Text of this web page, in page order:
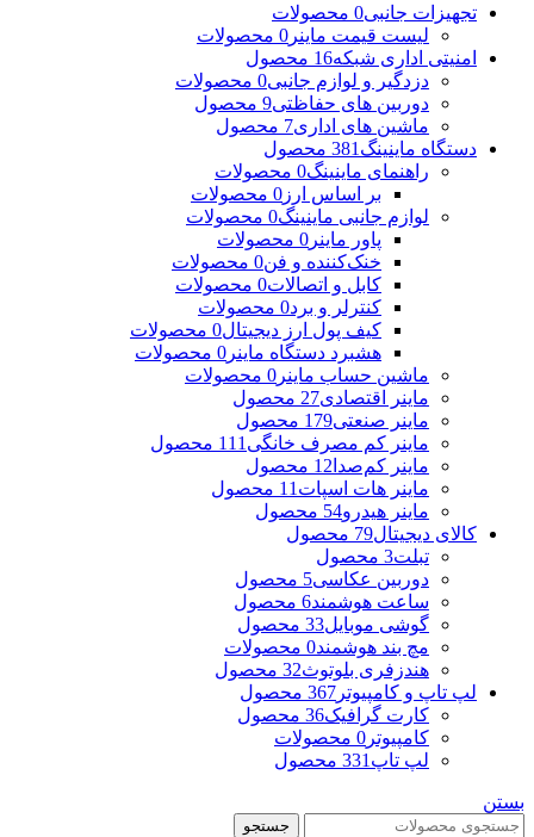
تجهیزات جانبی0 محصولات
لیست قیمت ماینر 0 محصولات
امنیتی اداری شبکه16 محصول
دزدگیر و لوازم جانبی0 محصولات
دوربین های حفاظتی9 محصول
ماشین های اداری7 محصول
دستگاه ماینینگ 381 محصول
راهنمای ماینینگ0 محصولات
بر اساس ارز 0 محصولات
لوازم جانبی ماینینگ0 محصولات
پاور ماینر 0 محصولات
خنک‌کننده و فن0 محصولات
کابل و اتصالات0 محصولات
کنترلر و برد0 محصولات
کیف پول ارز دیجیتال0 محصولات
هشبرد دستگاه ماینر 0 محصولات
ماشین حساب ماینر 0 محصولات
ماینر اقتصادی27 محصول
ماینر صنعتی179 محصول
ماینر کم مصرف خانگی 111 محصول
ماینر کم‌صدا 12 محصول
ماینر هات اسپات 11 محصول
ماینر هیدرو54 محصول
کالای دیجیتال79 محصول
تبلت3 محصول
دوربین عکاسی5 محصول
ساعت هوشمند6 محصول
گوشی موبایل33 محصول
مچ بند هوشمند0 محصولات
هندزفری بلوتوث32 محصول
لپ تاپ و کامپیوتر 367 محصول
کارت گرافیک36 محصول
کامپیوتر 0 محصولات
لپ تاپ 331 محصول
بستن
جستجو